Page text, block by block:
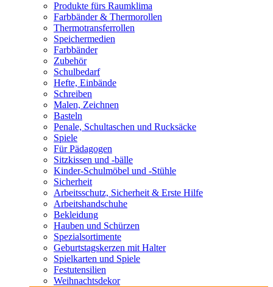
Produkte fürs Raumklima
Farbbänder & Thermorollen
Thermotransferrollen
Speichermedien
Farbbänder
Zubehör
Schulbedarf
Hefte, Einbände
Schreiben
Malen, Zeichnen
Basteln
Penale, Schultaschen und Rucksäcke
Spiele
Für Pädagogen
Sitzkissen und -bälle
Kinder-Schulmöbel und -Stühle
Sicherheit
Arbeitsschutz, Sicherheit & Erste Hilfe
Arbeitshandschuhe
Bekleidung
Hauben und Schürzen
Spezialsortimente
Geburtstagskerzen mit Halter
Spielkarten und Spiele
Festutensilien
Weihnachtsdekor